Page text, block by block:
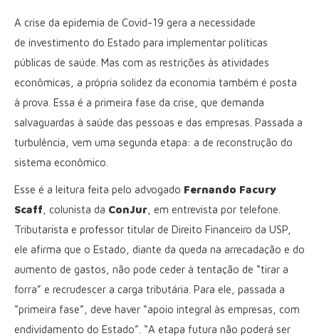
A crise da epidemia de Covid-19 gera a necessidade
de investimento do Estado para implementar políticas
públicas de saúde. Mas com as restrições às atividades
econômicas, a própria solidez da economia também é posta
à prova. Essa é a primeira fase da crise, que demanda
salvaguardas à saúde das pessoas e das empresas. Passada a
turbulência, vem uma segunda etapa: a de reconstrução do
sistema econômico.
Esse é a leitura feita pelo advogado Fernando Facury
Scaff , colunista da ConJur , em entrevista por telefone.
Tributarista e professor titular de Direito Financeiro da USP,
ele afirma que o Estado, diante da queda na arrecadação e do
aumento de gastos, não pode ceder à tentação de “tirar a
forra” e recrudescer a carga tributária. Para ele, passada a
“primeira fase”, deve haver “apoio integral às empresas, com
endividamento do Estado”. “A etapa futura não poderá ser